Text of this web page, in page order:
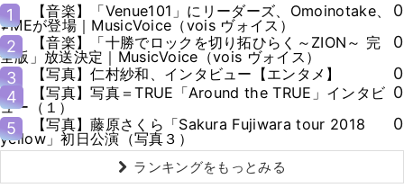
1
【音楽】「Venue101」にリーダーズ、Omoinotake、
≠MEが登場｜MusicVoice（vois ヴォイス）
0
2
【音楽】「十勝でロックを切り拓ひらく～ZION～ 完
全版」放送決定｜MusicVoice（vois ヴォイス）
0
3
【写真】仁村紗和、インタビュー【エンタメ】
0
4
【写真】写真＝TRUE「Around the TRUE」インタビ
ュー（１）
0
5
【写真】藤原さくら「Sakura Fujiwara tour 2018
yellow」初日公演（写真３）
0
ランキングをもっとみる